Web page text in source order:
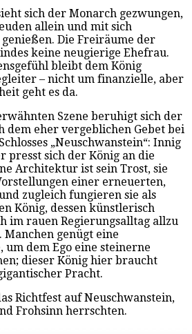
sich der Monarch gezwungen,
allein und mit sich
Die Freiräume der
keine neugierige Ehefrau.
bleibt dem König
– nicht um finanzielle, aber
geht es da.
Szene beruhigt sich der
dem eher vergeblichen Gebet bei
„Neuschwanstein“: Innig
presst sich der König an die
Architektur ist sein Trost, sie
einer erneuerten,
zugleich fungieren sie als
König, dessen künstlerisch
im rauen Regierungsalltag allzu
genügt eine
dem Ego eine steinerne
dieser König hier braucht
Pracht.
Richtfest auf Neuschwanstein,
Frohsinn herrschten.